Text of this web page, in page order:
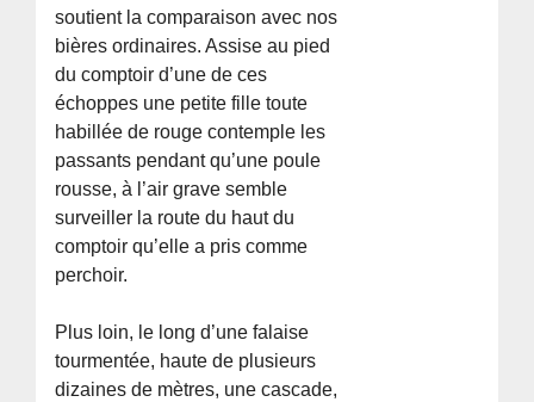
soutient la comparaison avec nos
bières ordinaires. Assise au pied
du comptoir d’une de ces
échoppes une petite fille toute
habillée de rouge contemple les
passants pendant qu’une poule
rousse, à l’air grave semble
surveiller la route du haut du
comptoir qu’elle a pris comme
perchoir.
Plus loin, le long d’une falaise
tourmentée, haute de plusieurs
dizaines de mètres, une cascade,